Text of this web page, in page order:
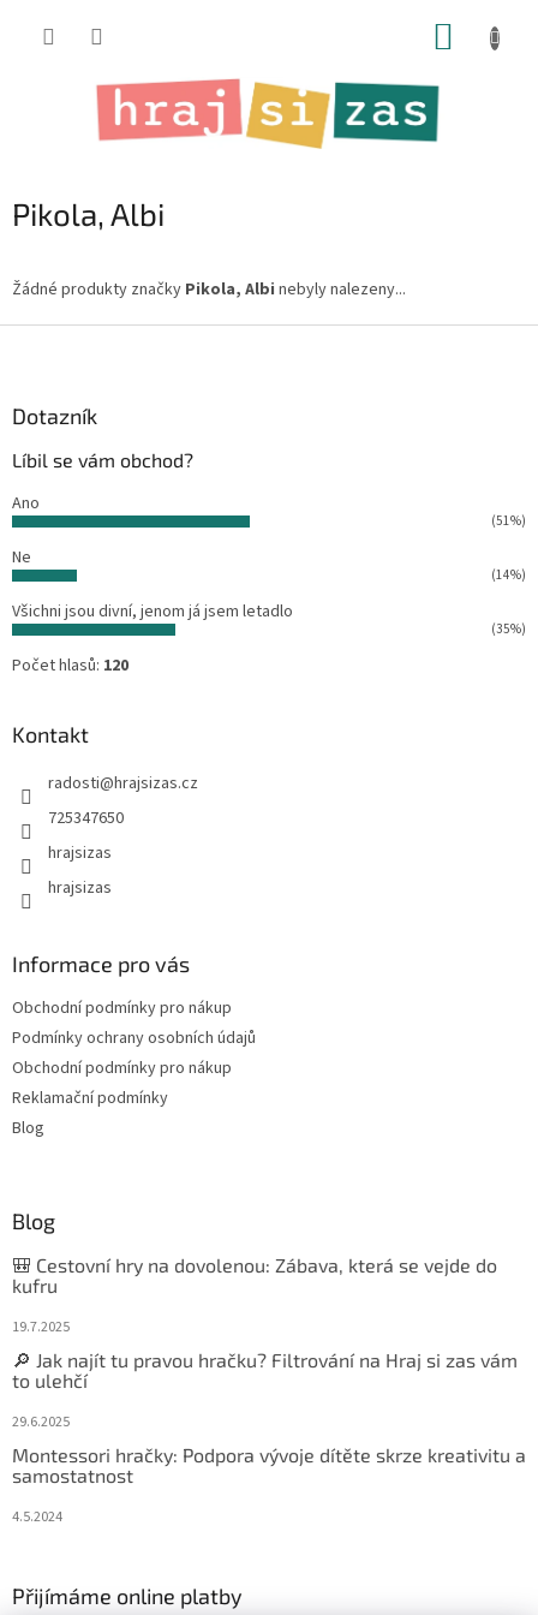
Pikola, Albi
Žádné produkty značky Pikola, Albi nebyly nalezeny...
Dotazník
Líbil se vám obchod?
Ano
(51%)
Ne
(14%)
Všichni jsou divní, jenom já jsem letadlo
(35%)
Počet hlasů: 120
Kontakt
radosti@hrajsizas.cz
725347650
hrajsizas
hrajsizas
Informace pro vás
Obchodní podmínky pro nákup
Podmínky ochrany osobních údajů
Obchodní podmínky pro nákup
Reklamační podmínky
Blog
Blog
🎒 Cestovní hry na dovolenou: Zábava, která se vejde do
kufru
19.7.2025
🔎 Jak najít tu pravou hračku? Filtrování na Hraj si zas vám
to ulehčí
29.6.2025
Montessori hračky: Podpora vývoje dítěte skrze kreativitu a
samostatnost
4.5.2024
Přijímáme online platby